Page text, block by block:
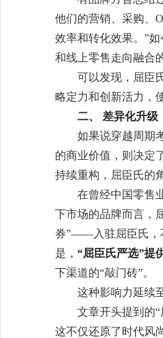
他们的营销、采购、
效率和转化效果。”
和线上零售走向融合
可以发现，屈臣
略定力和创新活力，
二、
差异化升级
如果说穿越周期
的商业价值，则决定
持续重构，屈臣氏的
在曾经中国零售
下市场的品牌而言，
券”——入驻屈臣氏，
是， “屈臣氏严选”提
下渠道的“敲门砖”。
这种影响力延续
文章开头提到的
这不仅还原了时代风